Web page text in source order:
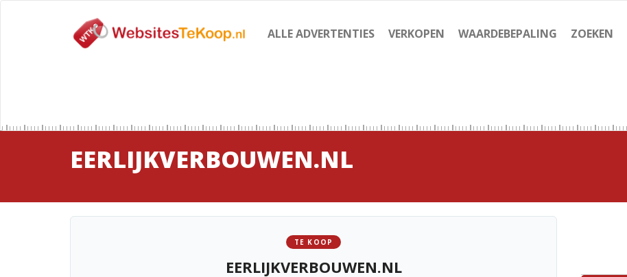
ALLE ADVERTENTIES VERKOPEN WAARDEBEPALING ZOEKEN
EERLIJKVERBOUWEN.NL
TE KOOP
EERLIJKVERBOUWEN.NL